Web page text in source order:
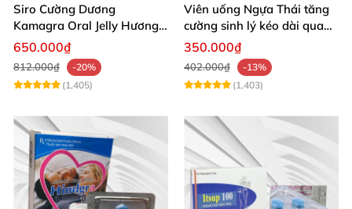
Siro Cường Dương
Kamagra Oral Jelly Hương
Trái Cây Một Hộp 7 Gói
650.000₫
812.000₫
-20%
(1,405)
Viên uống Ngựa Thái tăng
cường sinh lý kéo dài quan
hệ
350.000₫
402.000₫
-13%
(1,403)